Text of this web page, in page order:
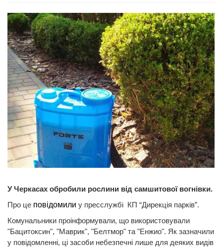
У Черкасах обробили рослини від самшитової вогнівки.
Про це повідомили у пресслужбі КП “Дирекція парків”.
Комунальники проінформували, що використовували
"Бацитоксин", "Маврик", "Белтмор" та "Енжио". Як зазначили
у повідомленні, ці засоби небезпечні лише для деяких видів